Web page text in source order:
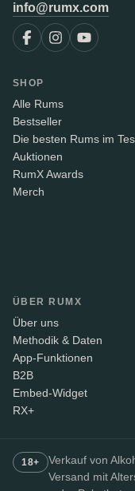
info@rumx.com
SHOP
Alle Rums
Bestseller
Die besten Rums im
Auktionen
RumX Awards
Merch
ÜBER RUMX
Über uns
Methodik & Daten
App-Funktionen
B2B
Embed-Widget
RX+
18+
Verkauf von
Versand mit